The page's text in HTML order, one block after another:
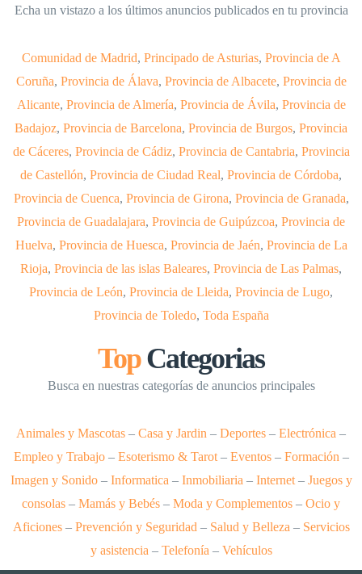
Echa un vistazo a los últimos anuncios publicados en tu provincia
Comunidad de Madrid, Principado de Asturias, Provincia de A
Coruña, Provincia de Álava, Provincia de Albacete, Provincia de
Alicante, Provincia de Almería, Provincia de Ávila, Provincia de
Badajoz, Provincia de Barcelona, Provincia de Burgos, Provincia
de Cáceres, Provincia de Cádiz, Provincia de Cantabria, Provincia
de Castellón, Provincia de Ciudad Real, Provincia de Córdoba,
Provincia de Cuenca, Provincia de Girona, Provincia de Granada,
Provincia de Guadalajara, Provincia de Guipúzcoa, Provincia de
Huelva, Provincia de Huesca, Provincia de Jaén, Provincia de La
Rioja, Provincia de las islas Baleares, Provincia de Las Palmas,
Provincia de León, Provincia de Lleida, Provincia de Lugo,
Provincia de Toledo, Toda España
TopCategorias
Busca en nuestras categorías de anuncios principales
Animales y Mascotas – Casa y Jardin – Deportes – Electrónica –
Empleo y Trabajo– Esoterismo & Tarot– Eventos– Formación –
Imagen y Sonido– Informatica – Inmobiliaria – Internet– Juegos y
consolas – Mamás y Bebés – Moda y Complementos – Ocio y
Aficiones– Prevención y Seguridad – Salud y Belleza – Servicios
y asistencia – Telefonía – Vehículos